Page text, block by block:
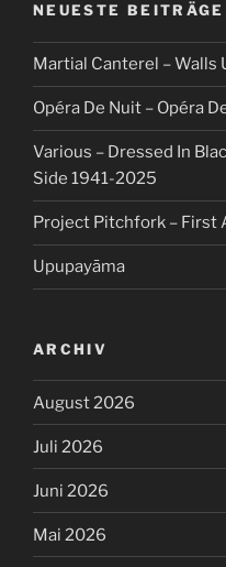
NEUESTE BEITRÄGE
Martial Canterel – Walls
Opéra De Nuit – Opéra
Various – Dressed In
Side 1941-2025
Project Pitchfork – First
Upupayāma
ARCHIV
August 2026
Juli 2026
Juni 2026
Mai 2026